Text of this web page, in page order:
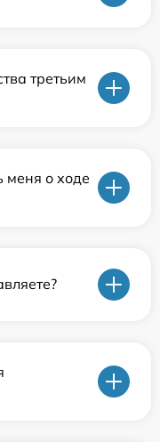
третьим
меня о ходе